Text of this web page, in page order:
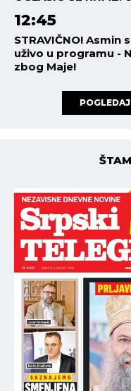
12:45
STRAVIČNO! Asmin
uživo u programu -
zbog Maje!